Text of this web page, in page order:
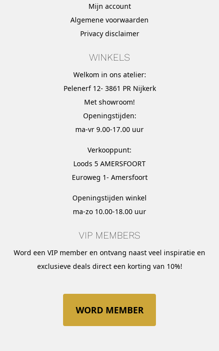
Mijn account
Algemene voorwaarden
Privacy disclaimer
WINKELS
Welkom in ons atelier:
Pelenerf 12- 3861 PR Nijkerk
Met showroom!
Openingstijden:
ma-vr 9.00-17.00 uur
Verkooppunt:
Loods 5 AMERSFOORT
Euroweg 1- Amersfoort
Openingstijden winkel
ma-zo 10.00-18.00 uur
VIP MEMBERS
Word een VIP member en ontvang naast veel inspiratie en
exclusieve deals direct een korting van 10%!
WORD MEMBER